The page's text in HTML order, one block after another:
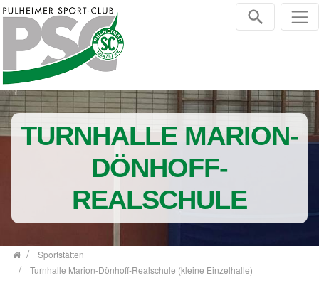
Zum Inhalt springen
TURNHALLE MARION-
DÖNHOFF-
REALSCHULE
Sportstätten
Turnhalle Marion-Dönhoff-Realschule (kleine Einzelhalle)